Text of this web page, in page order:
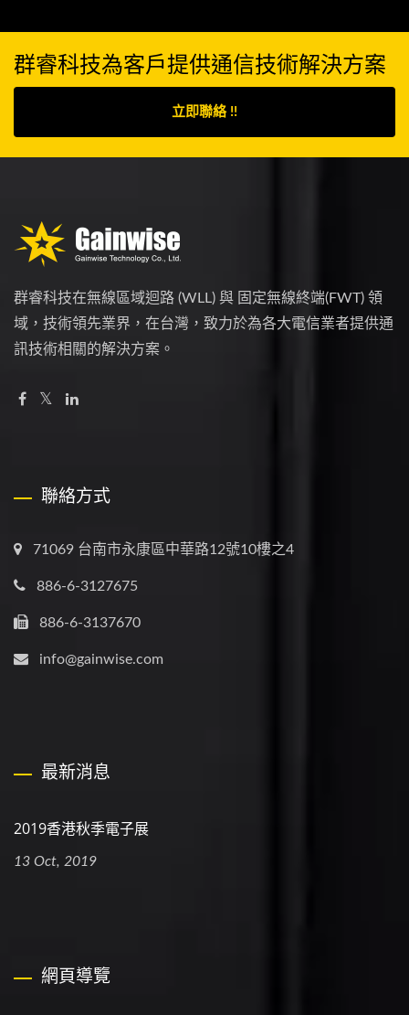
群睿科技為客戶提供通信技術解決方案
立即聯絡 !!
群睿科技在無線區域迴路 (WLL) 與 固定無線終端(FWT) 領
域，技術領先業界，在台灣，致力於為各大電信業者提供通
訊技術相關的解決方案。
聯絡方式
71069 台南市永康區中華路12號10樓之4
886-6-3127675
886-6-3137670
info@gainwise.com
最新消息
2019香港秋季電子展
13 Oct, 2019
網頁導覽